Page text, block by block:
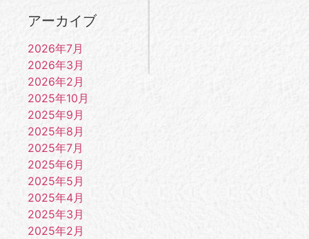
アーカイブ
2026年7月
2026年3月
2026年2月
2025年10月
2025年9月
2025年8月
2025年7月
2025年6月
2025年5月
2025年4月
2025年3月
2025年2月